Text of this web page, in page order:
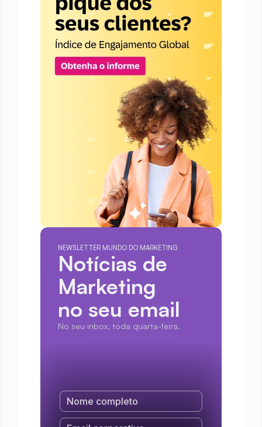
NEWSLETTER MUNDO DO MARKETING
Notícias de
Marketing
no seu email
No seu inbox, toda quarta-feira.